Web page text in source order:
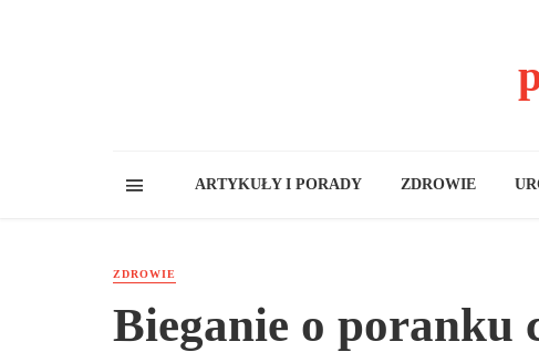
ARTYKUŁY I PORADY ZDROWIE
ZDROWIE
Bieganie o poranku